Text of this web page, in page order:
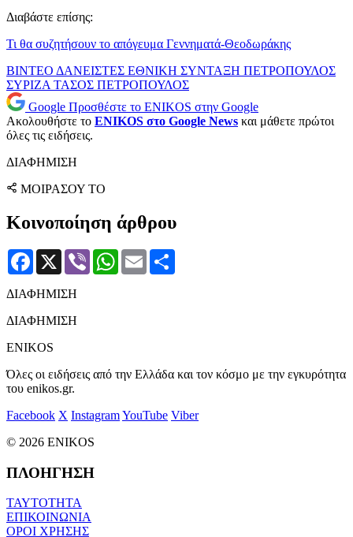
Διαβάστε επίσης:
Τι θα συζητήσουν το απόγευμα Γεννηματά-Θεοδωράκης
ΒΙΝΤΕΟ ΔΑΝΕΙΣΤΕΣ ΕΘΝΙΚΗ ΣΥΝΤΑΞΗ ΠΕΤΡΟΠΟΥΛΟΣ
ΣΥΡΙΖΑ ΤΑΣΟΣ ΠΕΤΡΟΠΟΥΛΟΣ
Google Προσθέστε το ENIKOS στην Google
Ακολουθήστε το ENIKOS στο Google News και μάθετε πρώτοι
όλες τις ειδήσεις.
ΔΙΑΦΗΜΙΣΗ
ΜΟΙΡΑΣΟΥ ΤΟ
Κοινοποίηση άρθρου
Facebook
X Viber WhatsApp
Email
ΔΙΑΦΗΜΙΣΗ
ΔΙΑΦΗΜΙΣΗ
ENIKOS
Όλες οι ειδήσεις από την Ελλάδα και τον κόσμο με την εγκυρότητα
του enikos.gr.
Facebook X InstagramYouTube Viber
© 2026 ENIKOS
ΠΛΟΗΓΗΣΗ
ΤΑΥΤΟΤΗΤΑ
ΕΠΙΚΟΙΝΩΝΙΑ
ΟΡΟΙ ΧΡΗΣΗΣ